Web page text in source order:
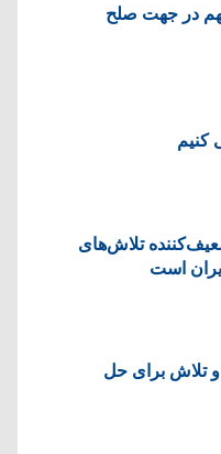
در جهت صلح
کنیم
تلاش‌های
است
تلاش برای حل